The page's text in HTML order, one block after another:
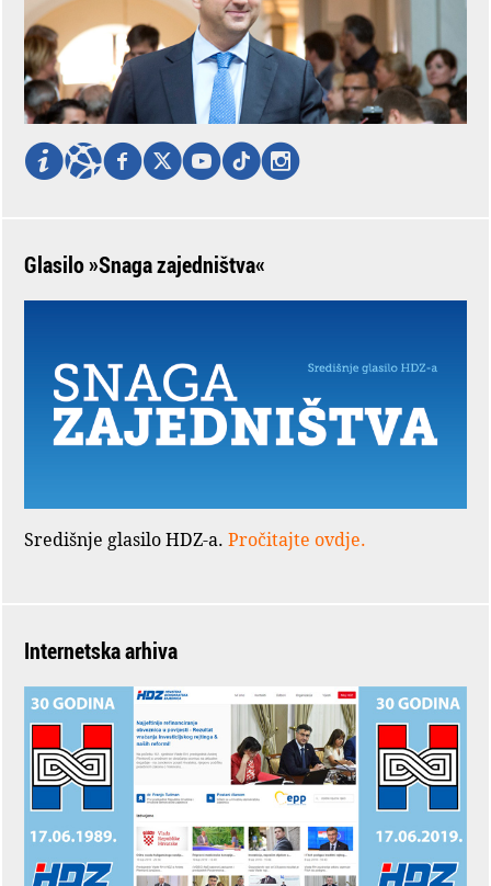
Glasilo »Snaga zajedništva«
Središnje glasilo HDZ-a. Pročitajte ovdje.
Internetska arhiva